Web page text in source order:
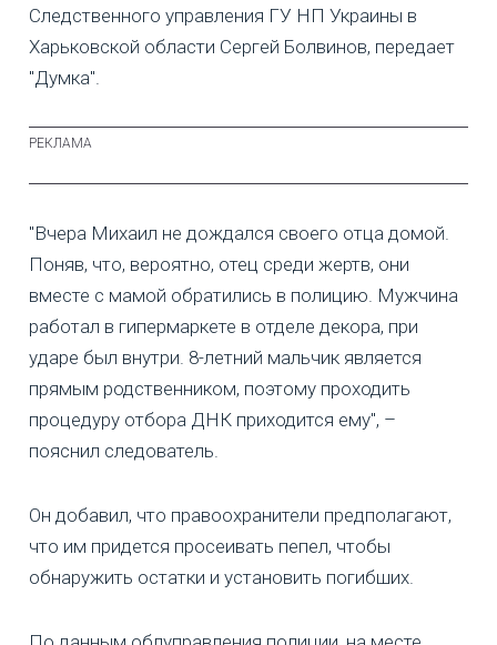
Следственного управления ГУ НП Украины в
Харьковской области Сергей Болвинов, передает
"Думка".
"Вчера Михаил не дождался своего отца домой.
Поняв, что, вероятно, отец среди жертв, они
вместе с мамой обратились в полицию. Мужчина
работал в гипермаркете в отделе декора, при
ударе был внутри. 8-летний мальчик является
прямым родственником, поэтому проходить
процедуру отбора ДНК приходится ему", –
пояснил следователь.
Он добавил, что правоохранители предполагают,
что им придется просеивать пепел, чтобы
обнаружить остатки и установить погибших.